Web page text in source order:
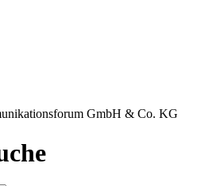
GmbH & Co. KG